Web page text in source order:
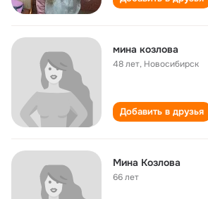
мина козлова
48 лет, Новосибирск
Добавить в друзья
Мина Козлова
66 лет